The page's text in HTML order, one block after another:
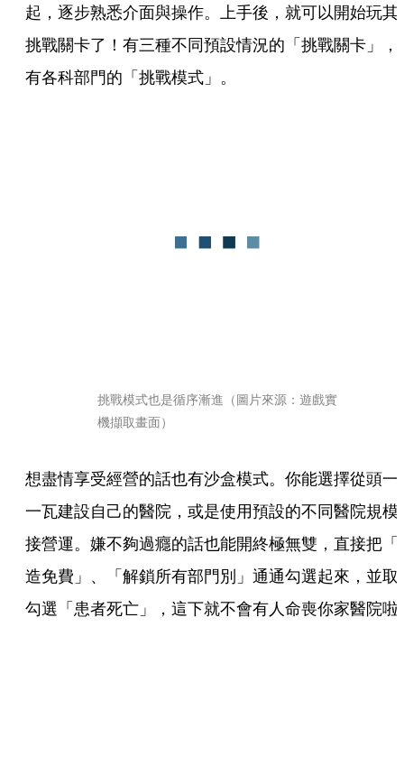
起，逐步熟悉介面與操作。上手後，就可以開始玩其
挑戰關卡了！有三種不同預設情況的「挑戰關卡」，
有各科部門的「挑戰模式」。
挑戰模式也是循序漸進（圖片來源：遊戲實
機擷取畫面）
想盡情享受經營的話也有沙盒模式。你能選擇從頭一
一瓦建設自己的醫院，或是使用預設的不同醫院規模
接營運。嫌不夠過癮的話也能開終極無雙，直接把「
造免費」、「解鎖所有部門別」通通勾選起來，並取
勾選「患者死亡」，這下就不會有人命喪你家醫院啦